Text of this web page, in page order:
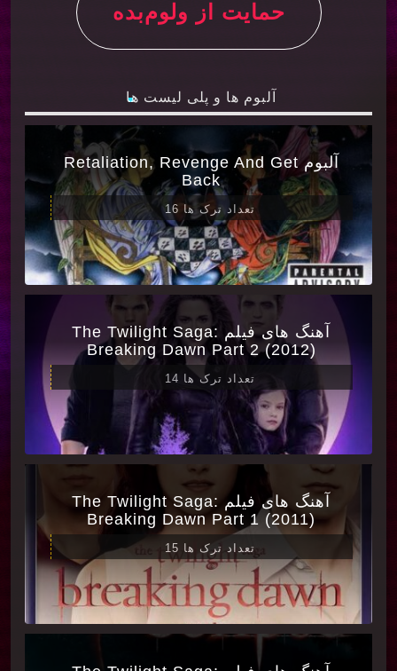
حمایت از ولوم‌بده
آلبوم ها و پلی لیست ها
آلبوم Retaliation, Revenge And Get
Back
تعداد ترک ها 16
آهنگ های فیلم The Twilight Saga:
Breaking Dawn Part 2 (2012)
تعداد ترک ها 14
آهنگ های فیلم The Twilight Saga:
Breaking Dawn Part 1 (2011)
تعداد ترک ها 15